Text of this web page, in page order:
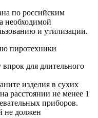
по российским
необходимой
и утилизации.
пиротехники
для длительного
изделия в сухих
расстоянии не менее 1
приборов.
не должен